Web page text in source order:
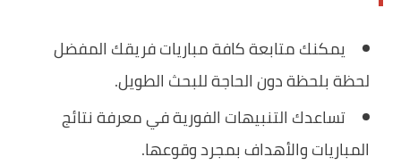
يمكنك متابعة كافة مباريات فريقك المفضل
لحظة بلحظة دون الحاجة للبحث الطويل.
تساعدك التنبيهات الفورية في معرفة نتائج
المباريات والأهداف بمجرد وقوعها.